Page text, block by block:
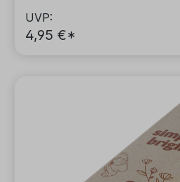
UVP:
4,95 €*